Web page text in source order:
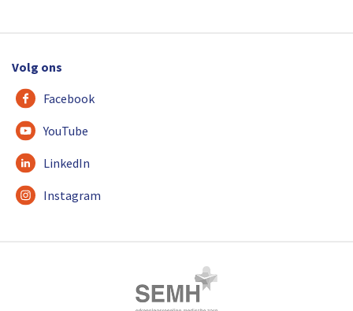
Volg ons
Facebook
YouTube
LinkedIn
Instagram